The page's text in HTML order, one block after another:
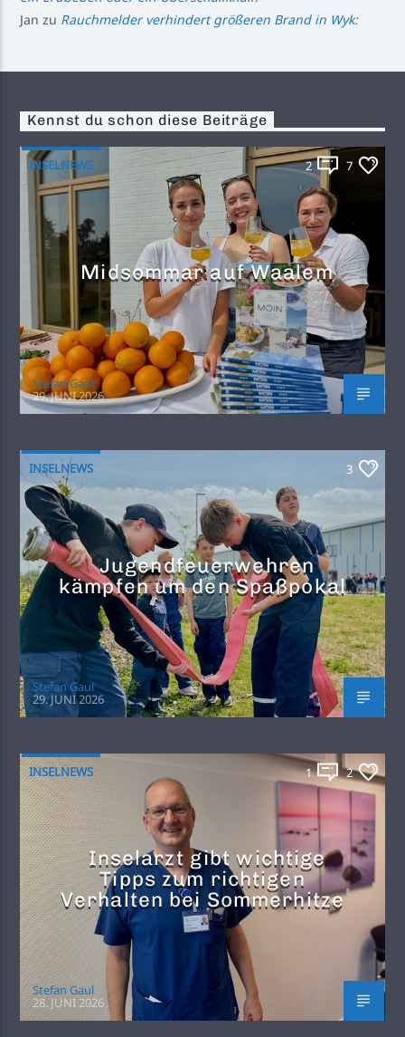
Jan zu Rauchmelder verhindert größeren Brand in Wyk:
Kennst du schon diese Beiträge
INSELNEWS 2 7
Midsommar auf Waalem
Stefan Gaul
29. JUNI 2026
INSELNEWS 3
Jugendfeuerwehren
kämpfen um den Spaßpokal
Stefan Gaul
29. JUNI 2026
INSELNEWS 1 2
Inselarzt gibt wichtige
Tipps zum richtigen
Verhalten bei Sommerhitze
Stefan Gaul
28. JUNI 2026